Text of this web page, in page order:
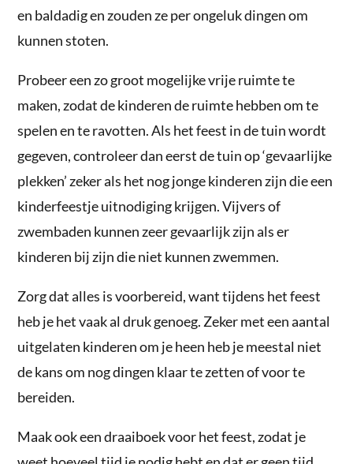
en baldadig en zouden ze per ongeluk dingen om
kunnen stoten.
Probeer een zo groot mogelijke vrije ruimte te
maken, zodat de kinderen de ruimte hebben om te
spelen en te ravotten. Als het feest in de tuin wordt
gegeven, controleer dan eerst de tuin op ‘gevaarlijke
plekken’ zeker als het nog jonge kinderen zijn die een
kinderfeestje uitnodiging krijgen. Vijvers of
zwembaden kunnen zeer gevaarlijk zijn als er
kinderen bij zijn die niet kunnen zwemmen.
Zorg dat alles is voorbereid, want tijdens het feest
heb je het vaak al druk genoeg. Zeker met een aantal
uitgelaten kinderen om je heen heb je meestal niet
de kans om nog dingen klaar te zetten of voor te
bereiden.
Maak ook een draaiboek voor het feest, zodat je